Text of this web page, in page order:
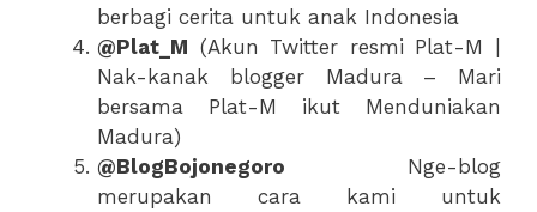
berbagi cerita untuk anak Indonesia
@Plat_M (Akun Twitter resmi Plat-M |
Nak-kanak blogger Madura – Mari
bersama Plat-M ikut Menduniakan
Madura)
@BlogBojonegoro Nge-blog
merupakan cara kami untuk